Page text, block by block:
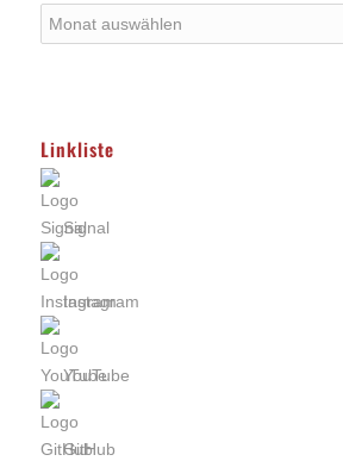
Linkliste
Signal
Instagram
YouTube
GitHub